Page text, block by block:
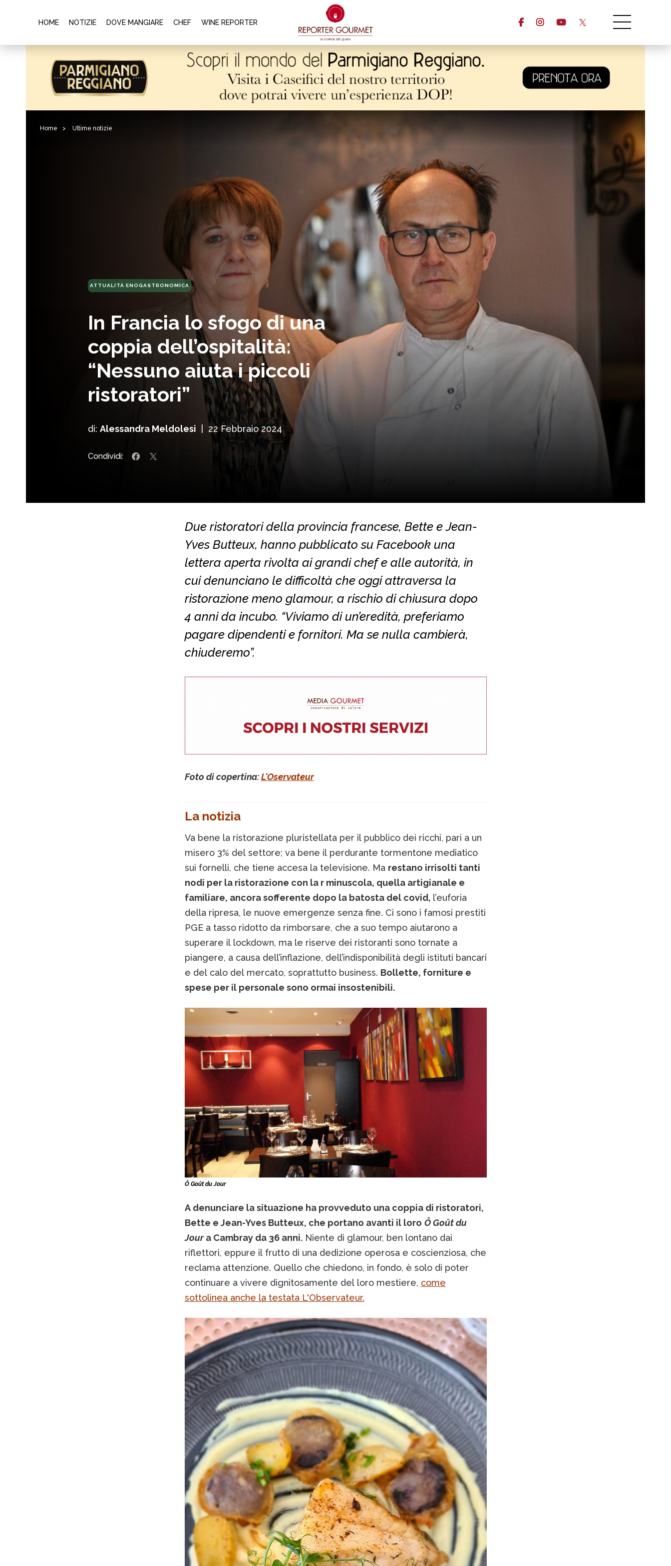
HOME NOTIZIE DOVE MANGIARE CHEF WINE REPORTER
Home > Ultime notizie
ATTUALITÀ ENOGASTRONOMICA
In Francia lo sfogo di una
coppia dell’ospitalità:
“Nessuno aiuta i piccoli
ristoratori”
di: Alessandra Meldolesi 22 Febbraio 2024
Condividi:
Due ristoratori della provincia francese, Bette e Jean-
Yves Butteux, hanno pubblicato su Facebook una
lettera aperta rivolta ai grandi chef e alle autorità, in
cui denunciano le difficoltà che oggi attraversa la
ristorazione meno glamour, a rischio di chiusura dopo
4 anni da incubo. “Viviamo di un’eredità, preferiamo
pagare dipendenti e fornitori. Ma se nulla cambierà,
chiuderemo”.
Foto di copertina:L'Oservateur
La notizia
Va bene la ristorazione pluristellata per il pubblico dei ricchi, pari a un
misero 3% del settore; va bene il perdurante tormentone mediatico
sui fornelli, che tiene accesa la televisione. Ma restano irrisolti tanti
nodi per la ristorazione con la r minuscola, quella artigianale e
familiare, ancora sofferente dopo la batosta del covid, l’euforia
della ripresa, le nuove emergenze senza fine. Ci sono i famosi prestiti
PGE a tasso ridotto da rimborsare, che a suo tempo aiutarono a
superare il lockdown, ma le riserve dei ristoranti sono tornate a
piangere, a causa dell’inflazione, dell’indisponibilità degli istituti bancari
e del calo del mercato, soprattutto business. Bollette, forniture e
spese per il personale sono ormai insostenibili.
Ô Goût du Jour
A denunciare la situazione ha provveduto una coppia di ristoratori,
Bette e Jean-Yves Butteux, che portano avanti il loro Ô Goût du
Joura Cambray da 36 anni.Niente di glamour, ben lontano dai
riflettori, eppure il frutto di una dedizione operosa e coscienziosa, che
reclama attenzione. Quello che chiedono, in fondo, è solo di poter
continuare a vivere dignitosamente del loro mestiere, come
sottolinea anche la testata L'Observateur.